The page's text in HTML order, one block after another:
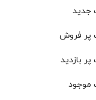
جدید
پر فروش
بازدید
موجود